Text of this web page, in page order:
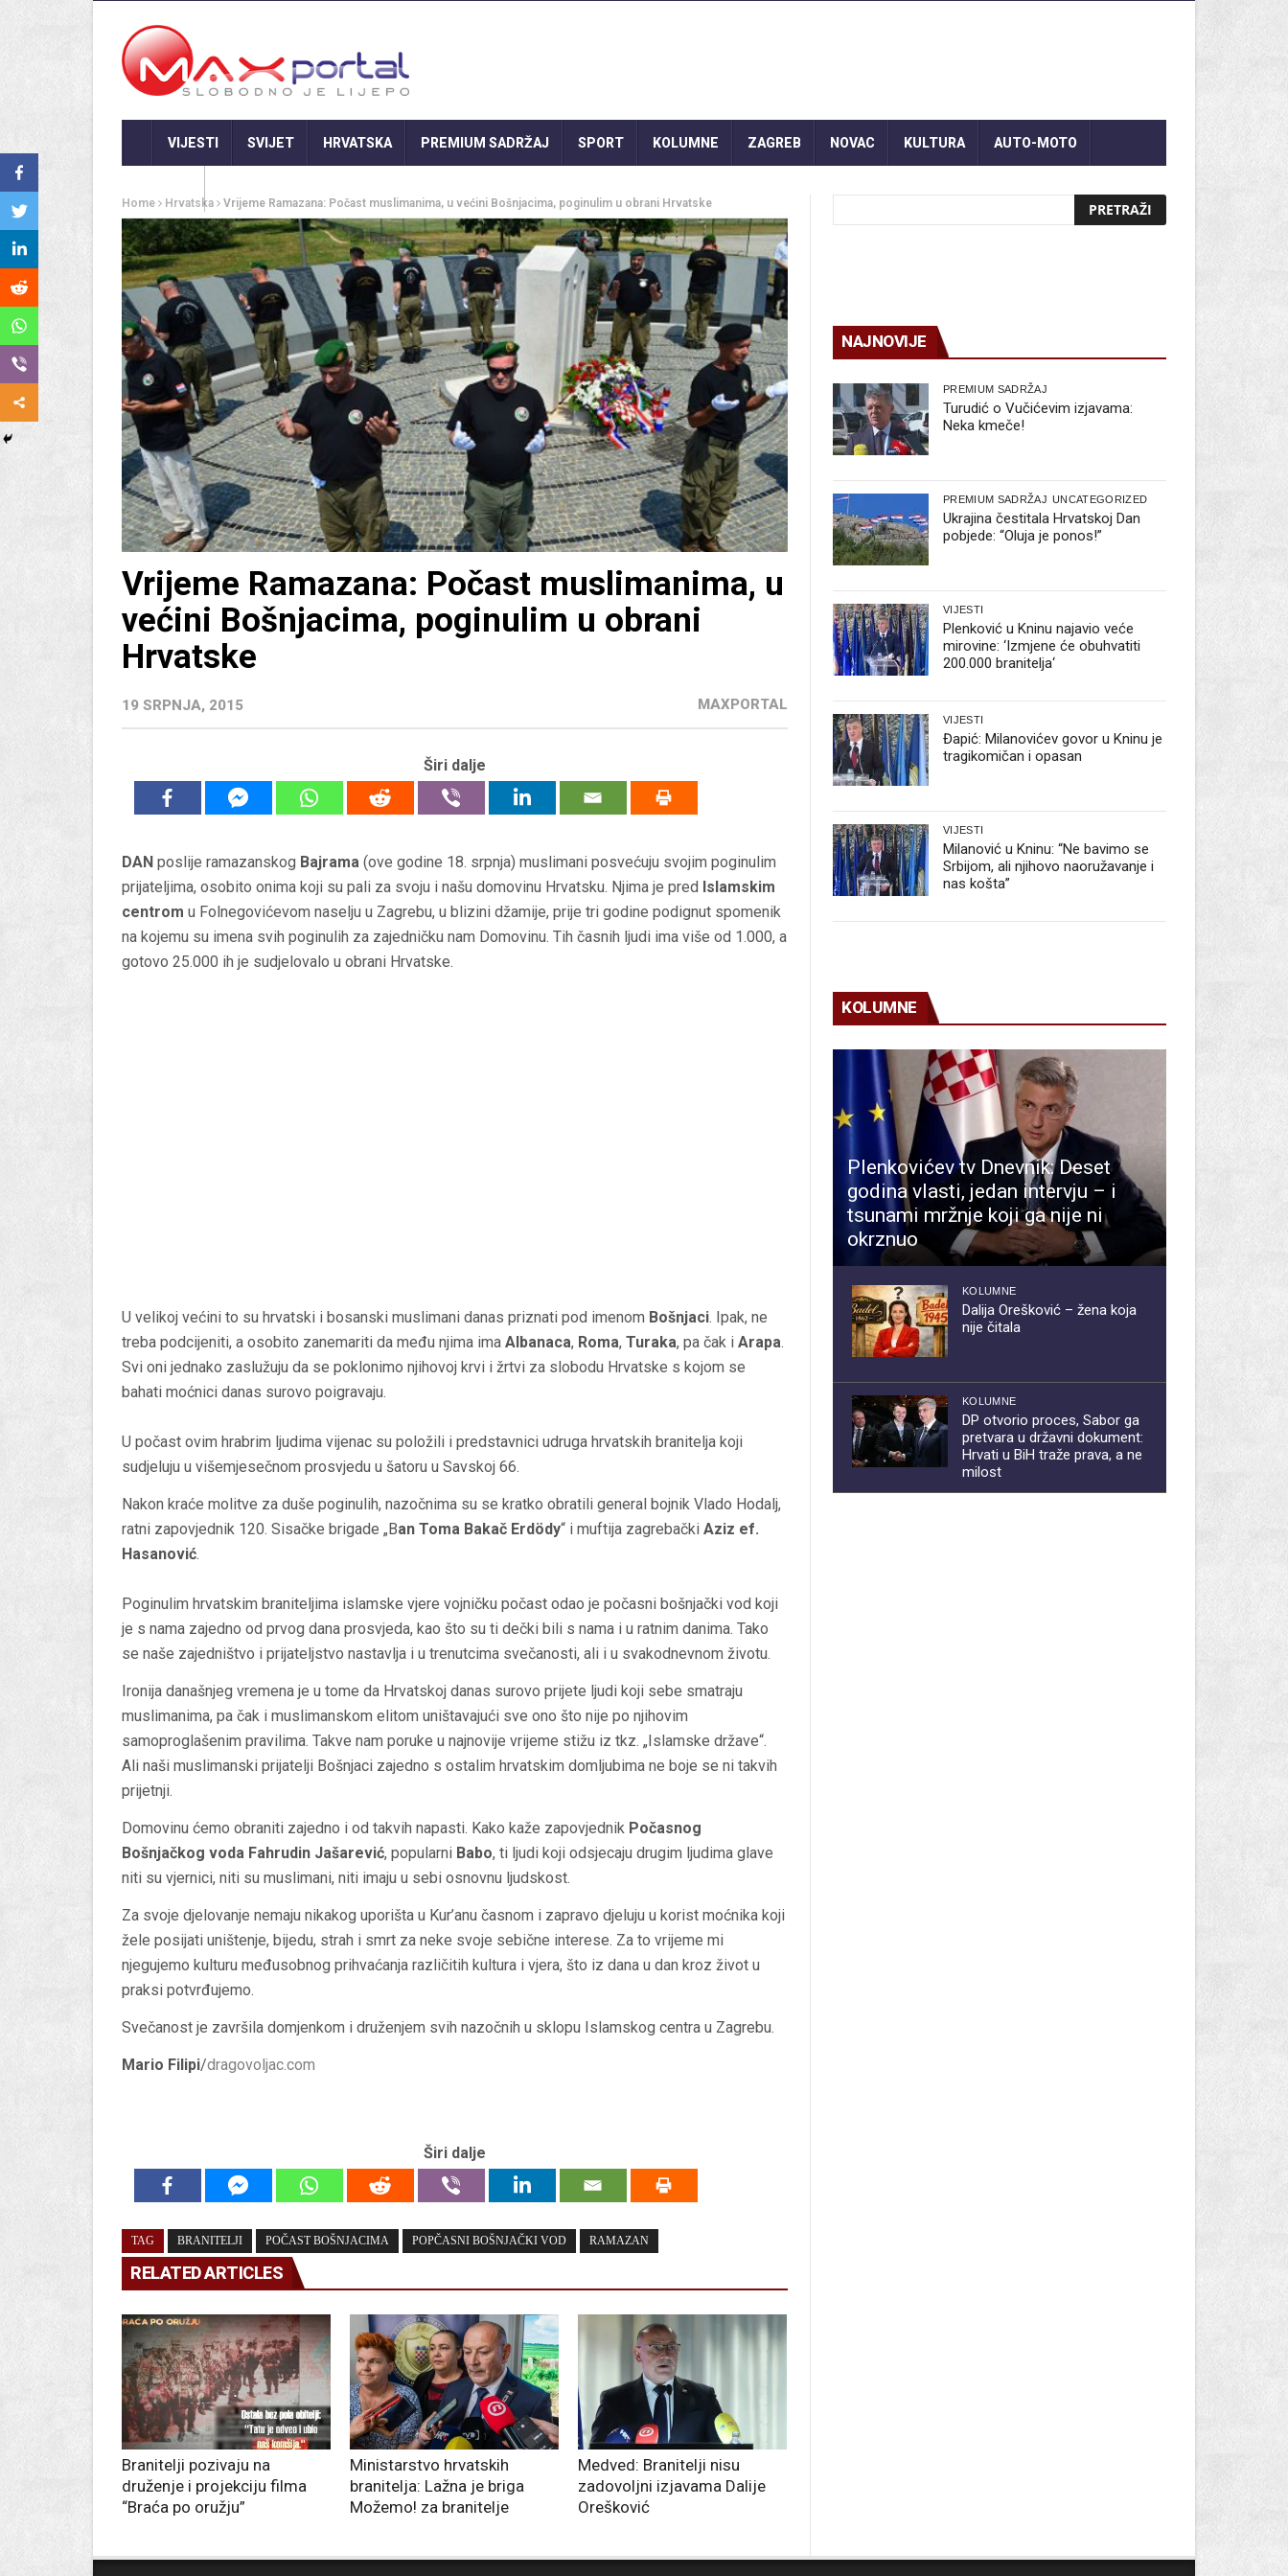
VIJESTI SVIJET HRVATSKA PREMIUM SADRŽAJ SPORT KOLUMNE ZAGREB NOVAC KULTURA AUTO-MOTO
Home Hrvatska Vrijeme Ramazana: Počast muslimanima, u većini Bošnjacima, poginulim u obrani Hrvatske
Vrijeme Ramazana: Počast muslimanima, u
većini Bošnjacima, poginulim u obrani
Hrvatske
19 SRPNJA, 2015 MAXPORTAL
Širi dalje
DAN poslije ramazanskog Bajrama (ove godine 18. srpnja) muslimani posvećuju svojim poginulim
prijateljima, osobito onima koji su pali za svoju i našu domovinu Hrvatsku. Njima je pred Islamskim
centrom u Folnegovićevom naselju u Zagrebu, u blizini džamije, prije tri godine podignut spomenik
na kojemu su imena svih poginulih za zajedničku nam Domovinu. Tih časnih ljudi ima više od 1.000, a
gotovo 25.000 ih je sudjelovalo u obrani Hrvatske.
U velikoj većini to su hrvatski i bosanski muslimani danas priznati pod imenom Bošnjaci. Ipak, ne
treba podcijeniti, a osobito zanemariti da među njima ima Albanaca, Roma, Turaka, pa čak i Arapa.
Svi oni jednako zaslužuju da se poklonimo njihovoj krvi i žrtvi za slobodu Hrvatske s kojom se
bahati moćnici danas surovo poigravaju.
U počast ovim hrabrim ljudima vijenac su položili i predstavnici udruga hrvatskih branitelja koji
sudjeluju u višemjesečnom prosvjedu u šatoru u Savskoj 66.
Nakon kraće molitve za duše poginulih, nazočnima su se kratko obratili general bojnik Vlado Hodalj,
ratni zapovjednik 120. Sisačke brigade „Ban Toma Bakač Erdödy“ i muftija zagrebački Aziz ef.
Hasanović.
Poginulim hrvatskim braniteljima islamske vjere vojničku počast odao je počasni bošnjački vod koji
je s nama zajedno od prvog dana prosvjeda, kao što su ti dečki bili s nama i u ratnim danima. Tako
se naše zajedništvo i prijateljstvo nastavlja i u trenutcima svečanosti, ali i u svakodnevnom životu.
Ironija današnjeg vremena je u tome da Hrvatskoj danas surovo prijete ljudi koji sebe smatraju
muslimanima, pa čak i muslimanskom elitom uništavajući sve ono što nije po njihovim
samoproglašenim pravilima. Takve nam poruke u najnovije vrijeme stižu iz tkz. „Islamske države“.
Ali naši muslimanski prijatelji Bošnjaci zajedno s ostalim hrvatskim domljubima ne boje se ni takvih
prijetnji.
Domovinu ćemo obraniti zajedno i od takvih napasti. Kako kaže zapovjednik Počasnog
Bošnjačkog voda Fahrudin Jašarević, popularni Babo, ti ljudi koji odsjecaju drugim ljudima glave
niti su vjernici, niti su muslimani, niti imaju u sebi osnovnu ljudskost.
Za svoje djelovanje nemaju nikakog uporišta u Kur’anu časnom i zapravo djeluju u korist moćnika koji
žele posijati uništenje, bijedu, strah i smrt za neke svoje sebične interese. Za to vrijeme mi
njegujemo kulturu međusobnog prihvaćanja različitih kultura i vjera, što iz dana u dan kroz život u
praksi potvrđujemo.
Svečanost je završila domjenkom i druženjem svih nazočnih u sklopu Islamskog centra u Zagrebu.
Mario Filipi/dragovoljac.com
Širi dalje
TAG BRANITELJI POČAST BOŠNJACIMA POPČASNI BOŠNJAČKI VOD RAMAZAN
RELATED ARTICLES
Branitelji pozivaju na
druženje i projekciju filma
“Braća po oružju”
Ministarstvo hrvatskih
branitelja: Lažna je briga
Možemo! za branitelje
Medved: Branitelji nisu
zadovoljni izjavama Dalije
Orešković
NAJNOVIJE
PREMIUM SADRŽAJ
Turudić o Vučićevim izjavama:
Neka kmeče!
PREMIUM SADRŽAJ UNCATEGORIZED
Ukrajina čestitala Hrvatskoj Dan
pobjede: “Oluja je ponos!”
VIJESTI
Plenković u Kninu najavio veće
mirovine: ‘Izmjene će obuhvatiti
200.000 branitelja‘
VIJESTI
Đapić: Milanovićev govor u Kninu je
tragikomičan i opasan
VIJESTI
Milanović u Kninu: “Ne bavimo se
Srbijom, ali njihovo naoružavanje i
nas košta”
KOLUMNE
Plenkovićev tv Dnevnik: Deset
godina vlasti, jedan intervju – i
tsunami mržnje koji ga nije ni
okrznuo
KOLUMNE
Dalija Orešković – žena koja
nije čitala
KOLUMNE
DP otvorio proces, Sabor ga
pretvara u državni dokument:
Hrvati u BiH traže prava, a ne
milost